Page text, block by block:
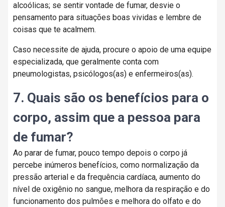
alcoólicas; se sentir vontade de fumar, desvie o
pensamento para situações boas vividas e lembre de
coisas que te acalmem.
Caso necessite de ajuda, procure o apoio de uma equipe
especializada, que geralmente conta com
pneumologistas, psicólogos(as) e enfermeiros(as).
7. Quais são os benefícios para o
corpo, assim que a pessoa para
de fumar?
Ao parar de fumar, pouco tempo depois o corpo já
percebe inúmeros benefícios, como normalização da
pressão arterial e da frequência cardíaca, aumento do
nível de oxigênio no sangue, melhora da respiração e do
funcionamento dos pulmões e melhora do olfato e do